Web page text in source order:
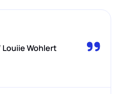
Louiie Wohlert